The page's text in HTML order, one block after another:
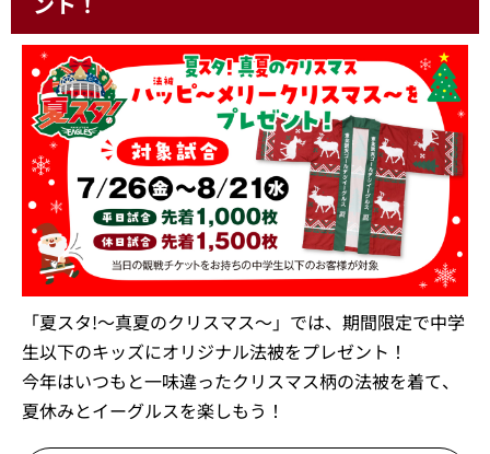
「夏スタ!～真夏のクリスマス～」では、期間限定で中学
生以下のキッズにオリジナル法被をプレゼント！
今年はいつもと一味違ったクリスマス柄の法被を着て、
夏休みとイーグルスを楽しもう！